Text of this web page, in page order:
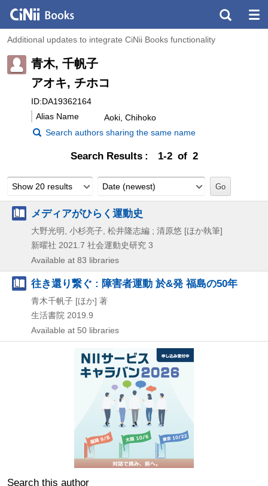
Additional updates to integrate CiNii Books functionality
青木, 千帆子
アオキ, チホコ
ID:DA19362164
Alias Name
Aoki, Chihoko
Search authors sharing the same name
Search Results 1-2 of 2
Show 20 results Date (newest)
メディアがひらく運動史
大野光明, 小杉亮子, 松井隆志編 ; 清原悠 [ほか執筆]
新曜社 2021.7 社会運動史研究 3
Available at 83 libraries
往き還り繋ぐ : 障害者運動 於&発 福島の50年
青木千帆子 [ほか] 著
生活書院 2019.9
Available at 50 libraries
Search this author